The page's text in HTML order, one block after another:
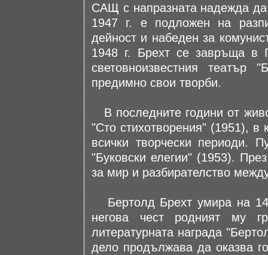
САЩ с напразната надежда да
1947 г. е подложен на
дейност и набеден за
1948 г. Брехт се завръща в
световноизвестния театър
предимно свои творби.
В последните години от
"Сто стихотворения" (1951), в
всички творчески периоди.
"Буковски елегии" (1953).
за мир и разбирателство
Бертолд Брехт умира на 14
негова чест родният му
литературната награда
дело продължава да оказва